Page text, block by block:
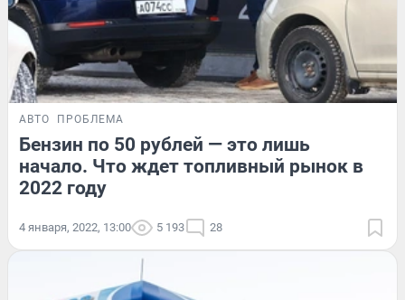
АВТО ПРОБЛЕМА
Бензин по 50 рублей — это лишь
начало. Что ждет топливный рынок в
2022 году
4 января, 2022, 13:00 5 193 28